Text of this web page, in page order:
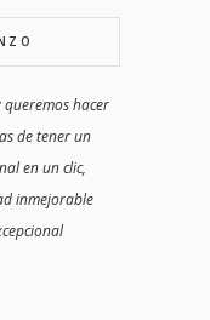
hacer
de tener un
en un clic,
inmejorable